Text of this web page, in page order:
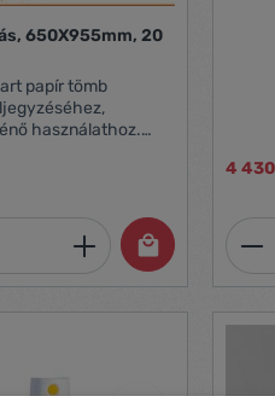
650X955mm, 20
papír tömb
használathoz.
lapok 60 g-os,
20 kockás, fehér lap
Adja meg a
4